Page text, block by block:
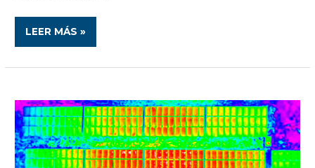
LEER MÁS »
FALLAS
TÉRMICAS
EN
INSTALACIONES
SOLARES